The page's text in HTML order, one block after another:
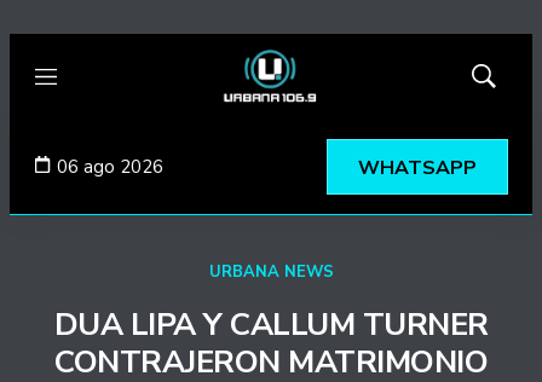
Menú
Mostrar
06 ago 2026 WHATSAPP
URBANA NEWS
DUA LIPA Y CALLUM TURNER
CONTRAJERON MATRIMONIO